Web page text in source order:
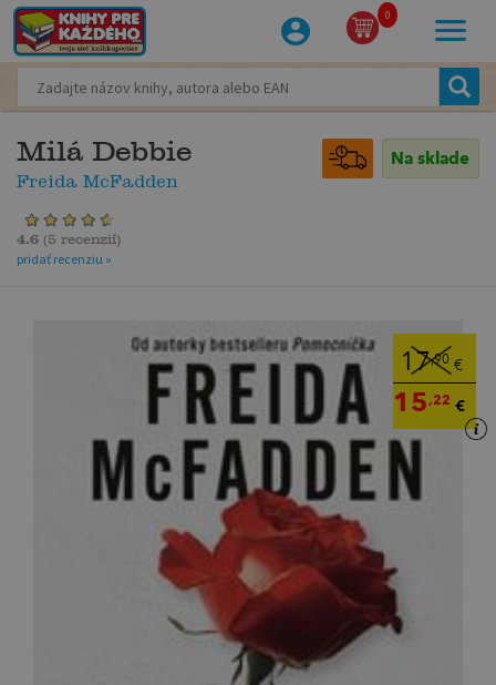
0
Milá Debbie
Freida McFadden
Na sklade
4.6 (5 recenzií)
pridať recenziu »
17,90 €
15,22 €